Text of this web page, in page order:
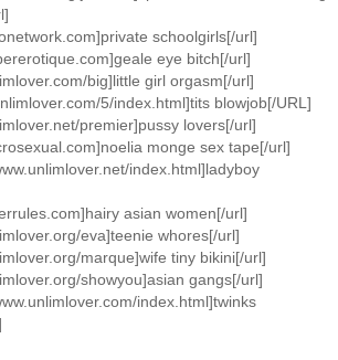
schoolgirls[/url]
eye bitch[/url]
big]little girl orgasm[/url]
5/index.html]tits blowjob[/URL]
premier]pussy lovers[/url]
monge sex tape[/url]
index.html]ladyboy
asian women[/url]
eva]teenie whores[/url]
marque]wife tiny bikini[/url]
showyou]asian gangs[/url]
index.html]twinks